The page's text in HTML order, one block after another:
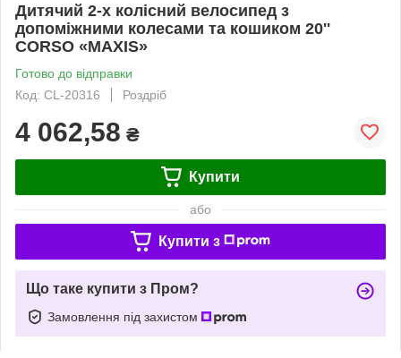
Дитячий 2-х колісний велосипед з
допоміжними колесами та кошиком 20''
CORSO «MAXIS»
Готово до відправки
Код: CL-20316
Роздріб
4 062,58 ₴
Купити
або
Купити з
Що таке купити з Пром?
Замовлення під захистом